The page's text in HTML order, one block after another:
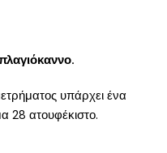
υπάρχει ένα
28 ατουφέκιστο.